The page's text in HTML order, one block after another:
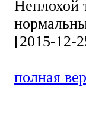
Неплохой
[2015-12-
полная